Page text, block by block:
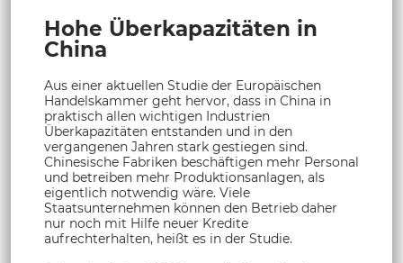
Hohe Überkapazitäten in
China
Aus einer aktuellen Studie der Europäischen
Handelskammer geht hervor, dass in China in
praktisch allen wichtigen Industrien
Überkapazitäten entstanden und in den
vergangenen Jahren stark gestiegen sind.
Chinesische Fabriken beschäftigen mehr Personal
und betreiben mehr Produktionsanlagen, als
eigentlich notwendig wäre. Viele
Staatsunternehmen können den Betrieb daher
nur noch mit Hilfe neuer Kredite
aufrechterhalten, heißt es in der Studie.